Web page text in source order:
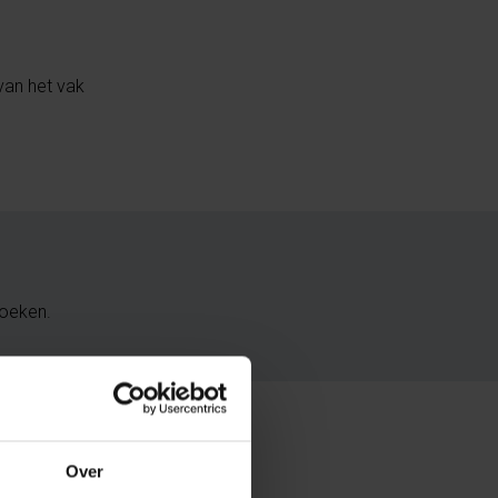
Over
het vak